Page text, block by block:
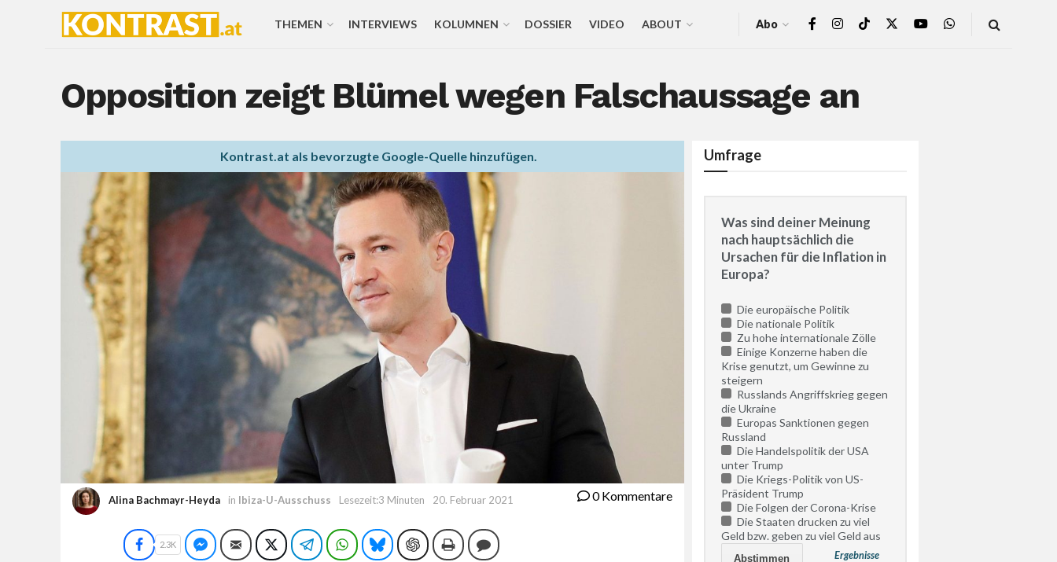
THEMEN INTERVIEWS KOLUMNEN DOSSIER VIDEO ABOUT Abo
Opposition zeigt Blümel wegen Falschaussage an
Kontrast.at als bevorzugte Google-Quelle hinzufügen.
Alina Bachmayr-Heyda in Ibiza-U-Ausschuss Lesezeit:3 Minuten 20. Februar 2021 0 Kommentare
Facebook
2.3K Facebook Messenger
E-Mail TwitterTelegramWhatsAppBlueskyChatGPTDruckenKommentieren
Umfrage
Was sind deiner Meinung
nach hauptsächlich die
Ursachen für die Inflation in
Europa?
Die europäische Politik
Die nationale Politik
Zu hohe internationale Zölle
Einige Konzerne haben die
Krise genutzt, um Gewinne zu
steigern
Russlands Angriffskrieg gegen
die Ukraine
Europas Sanktionen gegen
Russland
Die Handelspolitik der USA
unter Trump
Die Kriegs-Politik von US-
Präsident Trump
Die Folgen der Corona-Krise
Die Staaten drucken zu viel
Geld bzw. geben zu viel Geld aus
Ergebnisse